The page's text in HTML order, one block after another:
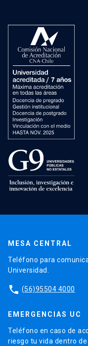
MESA CENTRAL
Teléfono para
Universidad.
phone (56)95504 4000
EMERGENCIAS UC
Teléfono en caso de
riesgo tu vida dentro